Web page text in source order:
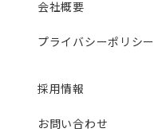
会社概要
プライバシーポリシー
採用情報
お問い合わせ